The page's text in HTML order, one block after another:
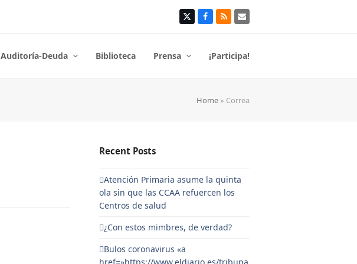
TwitterFacebook
RSS Correo
Auditoría-Deuda Biblioteca Prensa ¡Participa!
Home » Correa
Recent Posts
Atención Primaria asume la quinta
ola sin que las CCAA refuercen los
Centros de salud
¿Con estos mimbres, de verdad?
Bulos coronavirus «a